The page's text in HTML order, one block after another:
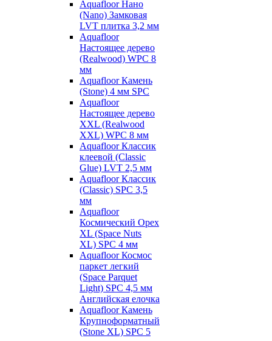
Aquafloor Нано
(Nano) Замковая
LVT плитка 3,2 мм
Aquafloor
Настоящее дерево
(Realwood) WPC 8
мм
Aquafloor Камень
(Stone) 4 мм SPC
Aquafloor
Настоящее дерево
XXL (Realwood
XXL) WPC 8 мм
Aquafloor Классик
клеевой (Classic
Glue) LVT 2,5 мм
Aquafloor Классик
(Classic) SPC 3,5
мм
Aquafloor
Космический Орех
XL (Space Nuts
XL) SPC 4 мм
Aquafloor Космос
паркет легкий
(Space Parquet
Light) SPC 4,5 мм
Английская елочка
Aquafloor Камень
Крупноформатный
(Stone XL) SPC 5